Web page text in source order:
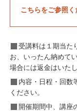
こちらをご参照く
受講料は１期当た
お、いったん納めて
場合には返金はいた
内容・日程・回数
ください。
開催期間中、講座